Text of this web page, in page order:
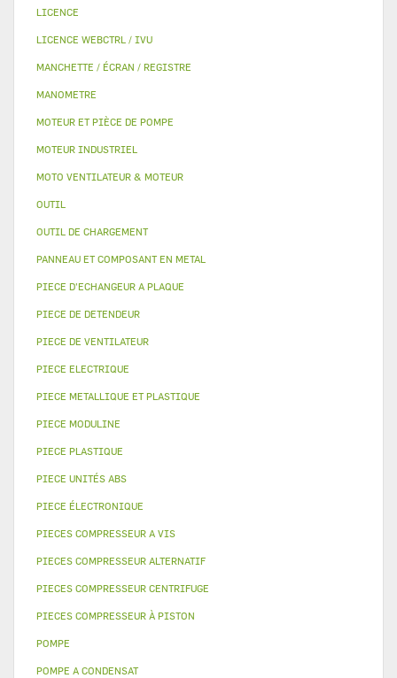
LICENCE
LICENCE WEBCTRL / IVU
MANCHETTE / ÉCRAN / REGISTRE
MANOMETRE
MOTEUR ET PIÈCE DE POMPE
MOTEUR INDUSTRIEL
MOTO VENTILATEUR & MOTEUR
OUTIL
OUTIL DE CHARGEMENT
PANNEAU ET COMPOSANT EN METAL
PIECE D'ECHANGEUR A PLAQUE
PIECE DE DETENDEUR
PIECE DE VENTILATEUR
PIECE ELECTRIQUE
PIECE METALLIQUE ET PLASTIQUE
PIECE MODULINE
PIECE PLASTIQUE
PIECE UNITÉS ABS
PIECE ÉLECTRONIQUE
PIECES COMPRESSEUR A VIS
PIECES COMPRESSEUR ALTERNATIF
PIECES COMPRESSEUR CENTRIFUGE
PIECES COMPRESSEUR À PISTON
POMPE
POMPE A CONDENSAT